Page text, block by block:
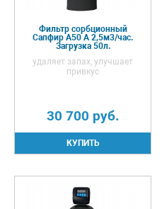
Фильтр сорбционный
Сапфир А50 А 2,5м3/час.
Загрузка 50л.
удаляет запах, улучшает
привкус
30 700 руб.